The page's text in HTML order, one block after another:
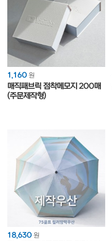
1,160 원
매직패브릭 점착메모지 200매
(주문제작형)
18,630 원